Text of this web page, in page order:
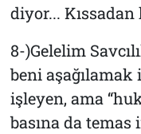
diyor... Kıssadan
8-)Gelelim
beni aşağılamak
işleyen, ama
basına da temas